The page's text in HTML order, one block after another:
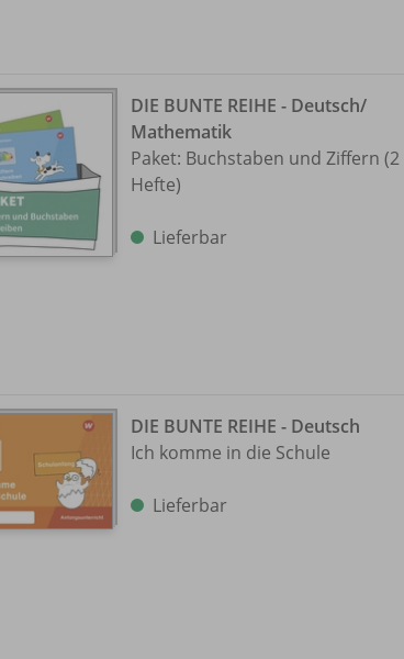
DIE BUNTE REIHE - Deutsch/
Mathematik
Paket: Buchstaben und Ziffern (2
Hefte)
Lieferbar
DIE BUNTE REIHE - Deutsch
Ich komme in die Schule
Lieferbar